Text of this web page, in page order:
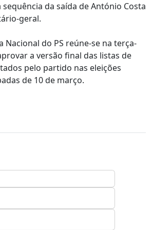
sequência da saída de António Costa
geral.
Nacional do PS reúne-se na terça-
a versão final das listas de
pelo partido nas eleições
de 10 de março.